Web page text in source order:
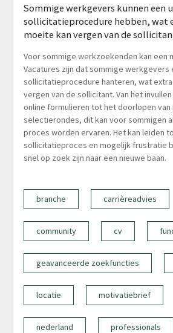
Sommige werkgevers kunnen een
sollicitatieprocedure hebben, wat
moeite kan vergen van de
Voor sommige werkzoekenden kan een
Vacatures zijn dat sommige werkgevers
sollicitatieprocedure hanteren, wat
vergen van de sollicitant. Van het
online formulieren tot het doorlopen
selectierondes, dit kan voor sommigen
proces worden ervaren. Het kan leiden
sollicitatieproces en mogelijk frustratie
snel op zoek zijn naar een nieuwe baan.
branche carrièreadvies
community cv
geavanceerde zoekfuncties
locatie motivatiebrief
nederland professionals